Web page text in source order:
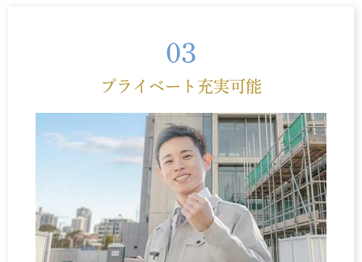
03
プライベート充実可能